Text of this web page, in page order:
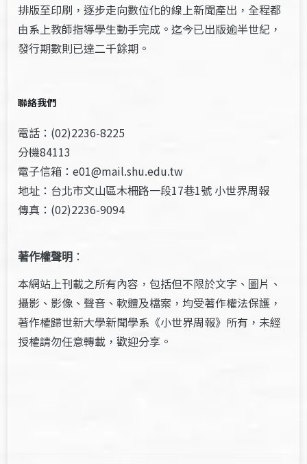
排版至印刷，逐步走向數位化的線上新聞產出，全程都
由系上教師指導學生動手完成。迄今已出版逾半世紀，
發行期數則已達二千餘期。
聯絡我們
電話：(02)2236-8225
分機84113
電子信箱：e01@mail.shu.edu.tw
地址：台北市文山區木柵路一段17巷1號 小世界周報
傳真：(02)2236-9094
著作權聲明 ：
本網站上刊載之所有內容，包括但不限於文字、圖片、
攝影、影像、聲音、軟體及檔案，均受著作權法保護，
著作權歸世新大學新聞學系《小世界周報》所有，未經
授權請勿任意轉載，歡迎分享。